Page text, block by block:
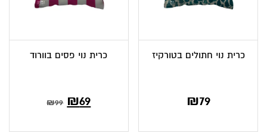
כרית נוי חתולים בטורקיז
₪79
כרית נוי פסים בוורוד
₪99 ₪69